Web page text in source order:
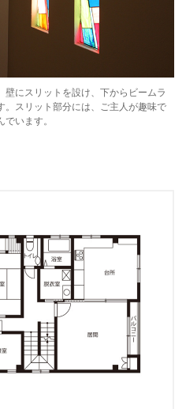
壁にスリットを設け、下からビームラ
。スリット部分には、ご主人が趣味で
います。